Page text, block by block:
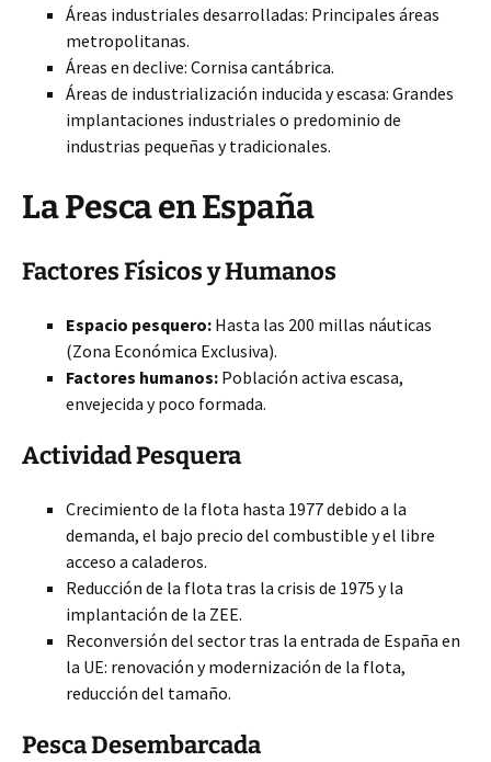
Áreas industriales desarrolladas: Principales áreas
metropolitanas.
Áreas en declive: Cornisa cantábrica.
Áreas de industrialización inducida y escasa: Grandes
implantaciones industriales o predominio de
industrias pequeñas y tradicionales.
La Pesca en España
Factores Físicos y Humanos
Espacio pesquero: Hasta las 200 millas náuticas
(Zona Económica Exclusiva).
Factores humanos: Población activa escasa,
envejecida y poco formada.
Actividad Pesquera
Crecimiento de la flota hasta 1977 debido a la
demanda, el bajo precio del combustible y el libre
acceso a caladeros.
Reducción de la flota tras la crisis de 1975 y la
implantación de la ZEE.
Reconversión del sector tras la entrada de España en
la UE: renovación y modernización de la flota,
reducción del tamaño.
Pesca Desembarcada